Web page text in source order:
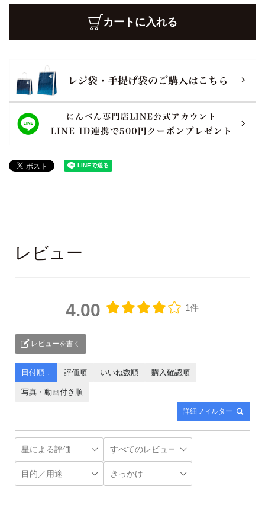
カートに入れる
レビュー
4.00 1件
レビューを書く
詳細フィルター
日付順 ↓ 評価順 いいね数順 購入確認順
写真・動画付き順